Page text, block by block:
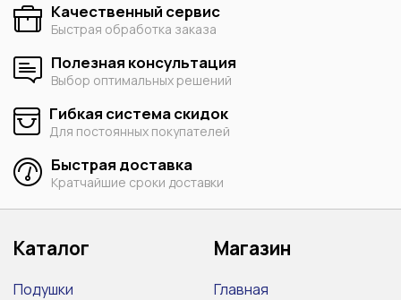
Качественный сервис
Быстрая обработка заказа
Полезная консультация
Выбор оптимальных решений
Гибкая система скидок
Для постоянных покупателей
Быстрая доставка
Кратчайшие сроки доставки
Каталог
Подушки
Магазин
Главная